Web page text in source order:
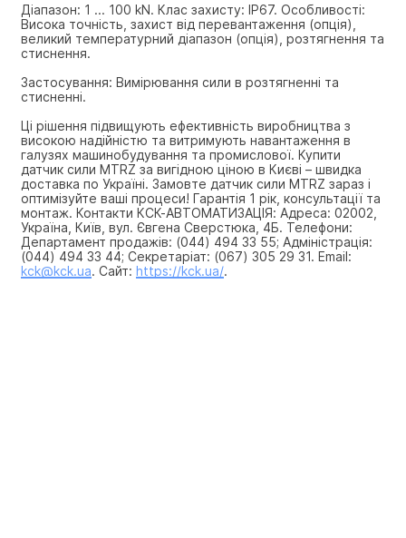
Діапазон: 1 ... 100 kN. Клас захисту: IP67. Особливості:
Висока точність, захист від перевантаження (опція),
великий температурний діапазон (опція), розтягнення та
стиснення.
Застосування: Вимірювання сили в розтягненні та
стисненні.
Ці рішення підвищують ефективність виробництва з
високою надійністю та витримують навантаження в
галузях машинобудування та промислової. Купити
датчик сили MTRZ за вигідною ціною в Києві – швидка
доставка по Україні. Замовте датчик сили MTRZ зараз і
оптимізуйте ваші процеси! Гарантія 1 рік, консультації та
монтаж. Контакти КСК-АВТОМАТИЗАЦІЯ: Адреса: 02002,
Україна, Київ, вул. Євгена Сверстюка, 4Б. Телефони:
Департамент продажів: (044) 494 33 55; Адміністрація:
(044) 494 33 44; Секретаріат: (067) 305 29 31. Email:
kck@kck.ua. Сайт: https://kck.ua/.